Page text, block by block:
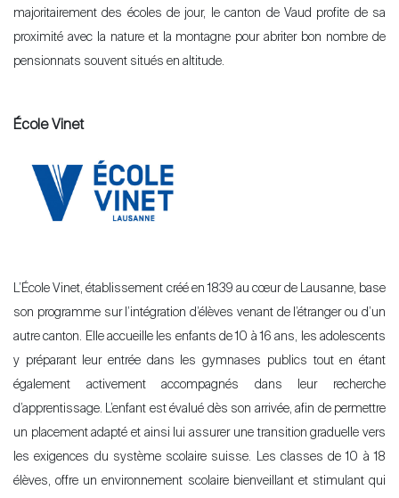
À propos
Nos experts
majoritairement des écoles de jour, le canton de Vaud profite de sa
proximité avec la nature et la montagne pour abriter bon nombre de
pensionnats souvent situés en altitude.
École Vinet
L’École Vinet, établissement créé en 1839 au cœur de Lausanne, base
son programme sur l’intégration d’élèves venant de l’étranger ou d’un
autre canton. Elle accueille les enfants de 10 à 16 ans, les adolescents
y préparant leur entrée dans les gymnases publics tout en étant
également activement accompagnés dans leur recherche
d’apprentissage. L’enfant est évalué dès son arrivée, afin de permettre
un placement adapté et ainsi lui assurer une transition graduelle vers
les exigences du système scolaire suisse. Les classes de 10 à 18
élèves, offre un environnement scolaire bienveillant et stimulant qui